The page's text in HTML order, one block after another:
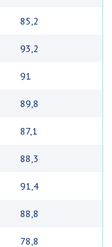
85,2
93,2
91
89,8
87,1
88,3
91,4
88,8
78,8